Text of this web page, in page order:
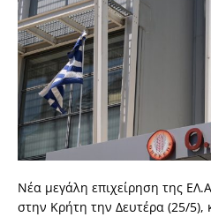
Νέα μεγάλη επιχείρηση της
στην Κρήτη την Δευτέρα (25/5),